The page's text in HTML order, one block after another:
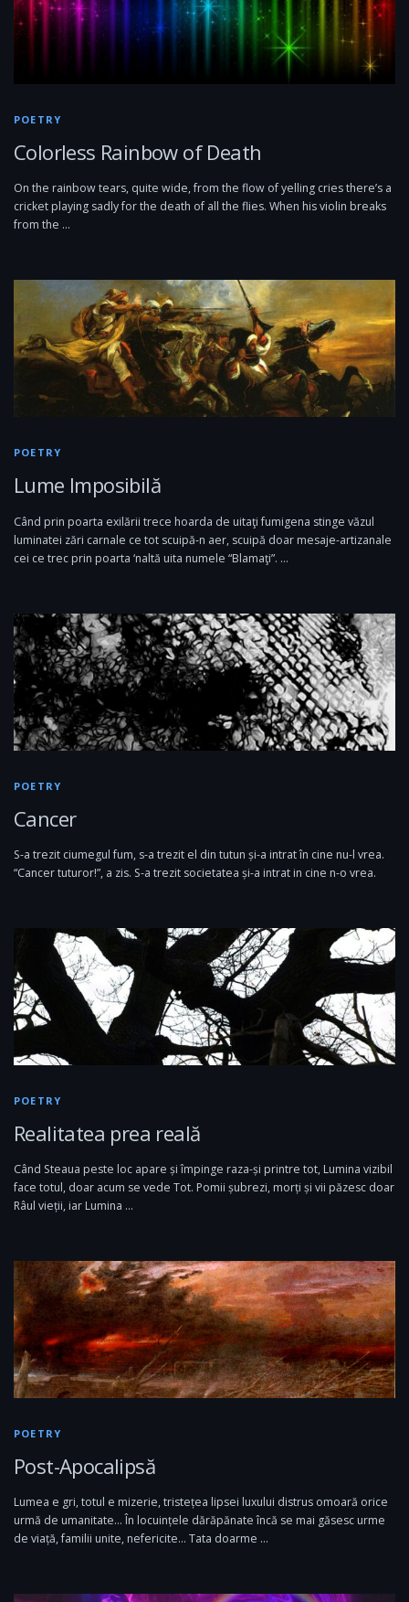
POETRY
Colorless Rainbow of Death
On the rainbow tears, quite wide, from the flow of yelling cries there’s a
cricket playing sadly for the death of all the flies. When his violin breaks
from the …
POETRY
Lume Imposibilă
Când prin poarta exilării trece hoarda de uitaţi fumigena stinge văzul
luminatei zări carnale ce tot scuipă-n aer, scuipă doar mesaje-artizanale
cei ce trec prin poarta ‘naltă uita numele “Blamaţi”. …
POETRY
Cancer
S-a trezit ciumegul fum, s-a trezit el din tutun și-a intrat în cine nu-l vrea.
“Cancer tuturor!”, a zis. S-a trezit societatea și-a intrat in cine n-o vrea.
POETRY
Realitatea prea reală
Când Steaua peste loc apare și împinge raza-și printre tot, Lumina vizibil
face totul, doar acum se vede Tot. Pomii șubrezi, morți și vii păzesc doar
Râul vieții, iar Lumina …
POETRY
Post-Apocalipsă
Lumea e gri, totul e mizerie, tristețea lipsei luxului distrus omoară orice
urmă de umanitate… În locuințele dărăpănate încă se mai găsesc urme
de viață, familii unite, nefericite… Tata doarme …